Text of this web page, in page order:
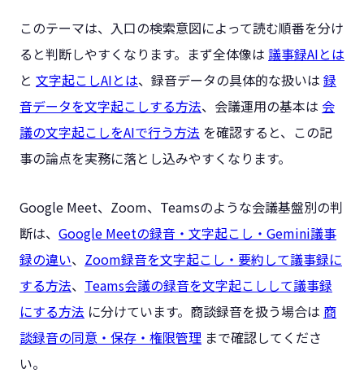
このテーマは、入口の検索意図によって読む順番を分け
ると判断しやすくなります。まず全体像は 議事録AIとは
と 文字起こしAIとは、録音データの具体的な扱いは 録
音データを文字起こしする方法、会議運用の基本は 会
議の文字起こしをAIで行う方法 を確認すると、この記
事の論点を実務に落とし込みやすくなります。
Google Meet、Zoom、Teamsのような会議基盤別の判
断は、 Google Meetの録音・文字起こし・Gemini議事
録の違い、 Zoom録音を文字起こし・要約して議事録に
する方法、 Teams会議の録音を文字起こしして議事録
にする方法 に分けています。商談録音を扱う場合は 商
談録音の同意・保存・権限管理 まで確認してくださ
い。